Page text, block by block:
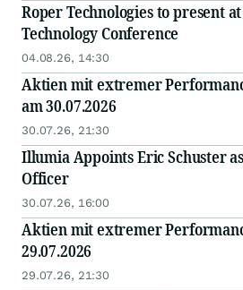
Roper Technologies to present
Technology Conference
04.08.26, 14:30
Aktien mit extremer
am 30.07.2026
30.07.26, 21:30
Illumia Appoints Eric Schuster
Officer
30.07.26, 16:00
Aktien mit extremer
29.07.2026
29.07.26, 21:30